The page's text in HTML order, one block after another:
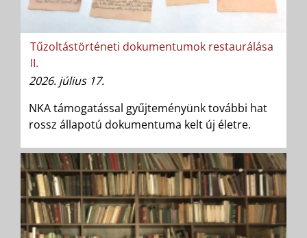
Tűzoltástörténeti dokumentumok restaurálása
II.
2026. július 17.
NKA támogatással gyűjteményünk további hat
rossz állapotú dokumentuma kelt új életre.